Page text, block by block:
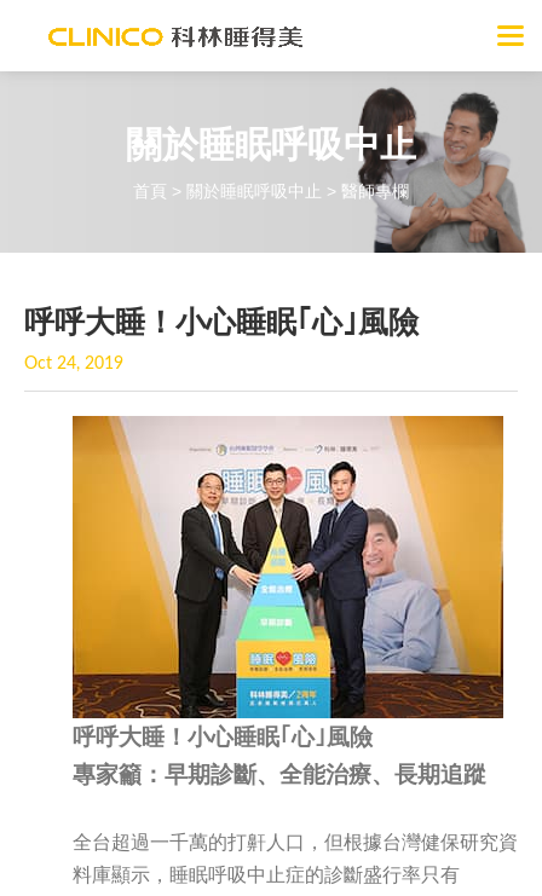
關於睡眠呼吸中止
首頁 > 關於睡眠呼吸中止 > 醫師專欄
呼呼大睡！小心睡眠｢心｣風險
Oct 24, 2019
呼呼大睡！小心睡眠｢心｣風險
專家籲：早期診斷、全能治療、長期追蹤
全台超過一千萬的打鼾人口，但根據台灣健保研究資
料庫顯示，睡眠呼吸中止症的診斷盛行率只有